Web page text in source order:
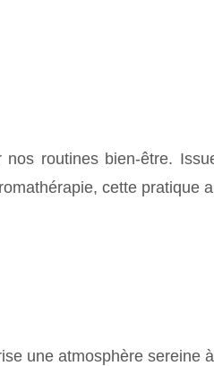
routines bien-être.
cette pratique
une atmosphère sereine